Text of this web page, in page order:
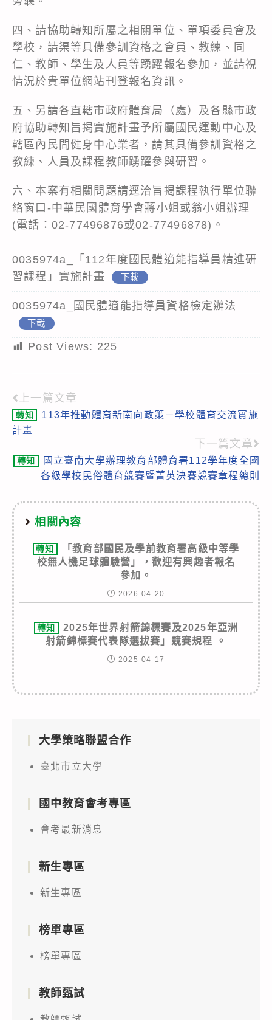
四、請協助轉知所屬之相關單位、單項委員會及
學校，請渠等具備參訓資格之會員、教練、同
仁、教師、學生及人員等踴躍報名參加，並請視
情況於貴單位網站刊登報名資訊。
五、另請各直轄市政府體育局（處）及各縣市政
府協助轉知旨揭實施計畫予所屬國民運動中心及
轄區內民間健身中心業者，請其具備參訓資格之
教練、人員及課程教師踴躍參與研習。
六、本案有相關問題請逕洽旨揭課程執行單位聯
絡窗口-中華民國體育學會蔣小姐或翁小姐辦理
(電話：02-77496876或02-77496878)。
0035974a_「112年度國民體適能指導員精進研
習課程」實施計畫
下載
0035974a_國民體適能指導員資格檢定辦法
下載
Post Views: 225
Read
more
上一篇文章
轉知
113年推動體育新南向政策－學校體育交流實施
計畫
下一篇文章
轉知
國立臺南大學辦理教育部體育署112學年度全國
各級學校民俗體育競賽暨菁英決賽競賽章程總則
相關內容
轉知
「教育部國民及學前教育署高級中等學
校無人機足球體驗營」，歡迎有興趣者報名
參加。
2026-04-20
轉知
2025年世界射箭錦標賽及2025年亞洲
射箭錦標賽代表隊選拔賽」競賽規程 。
2025-04-17
大學策略聯盟合作
臺北市立大學
國中教育會考專區
會考最新消息
新生專區
新生專區
榜單專區
榜單專區
教師甄試